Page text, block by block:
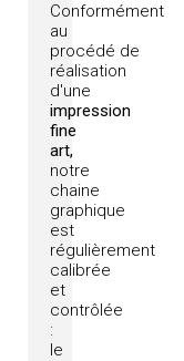
Conformément
au
procédé de
réalisation
d'une
impression
fine
art,
notre
chaine
graphique
est
régulièrement
calibrée
et
contrôlée
:
le